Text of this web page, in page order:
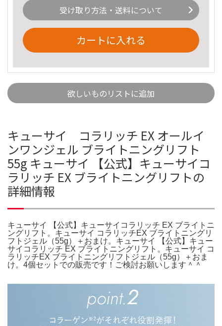
受け取り方法・送料について
カートに入れる
欲しいものリストに追加
キューサイ コラリッチ EX オールイ
ンワンジェル ブライトニングリフト
55g キューサイ 【公式】キューサイコ
ラリッチ EX ブライトニングリフトの
詳細情報
キューサイ 【公式】キューサイコラリッチ EX ブライトニ
ングリフト。キューサイ コラリッチEX ブライトニングリ
フトジェル（55g）＋おまけ。キューサイ 【公式】キュー
サイコラリッチ EX ブライトニングリフト。キューサイ コ
ラリッチEX ブライトニングリフトジェル（55g）＋おま
け。4個セットでの販売です！ご検討お願いします＾＾